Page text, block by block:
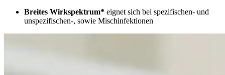
Breites Wirkspektrum* eignet sich bei spezifischen- und
unspezifischen-, sowie Mischinfektionen